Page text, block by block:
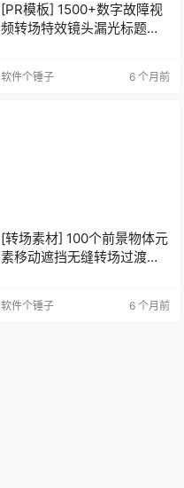
[PR模板] 1500+数字故障视
频转场特效镜头漏光标题动
软件个锤子 6 个月前
[转场素材] 100个前景物体元
素移动遮挡无缝转场过渡动
软件个锤子 6 个月前